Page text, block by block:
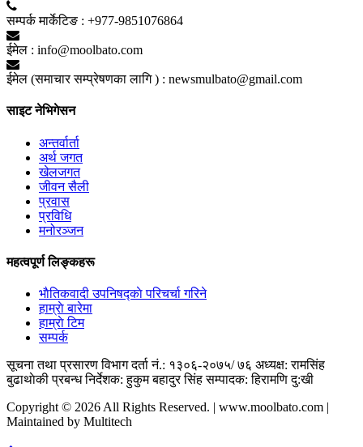
सम्पर्क मार्केटिङ : +977-9851076864
ईमेल : info@moolbato.com
ईमेल (समाचार सम्प्रेषणका लागि ) : newsmulbato@gmail.com
साइट नेभिगेसन
अन्तर्वार्ता
अर्थ जगत
खेलजगत
जीवन सैली
प्रवास
प्रविधि
मनोरञ्जन
महत्वपूर्ण लिङ्कहरू
भाैतिकवादी उपनिषद्काे परिचर्चा गरिने
हाम्राे बारेमा
हाम्राे टिम
सम्पर्क
सूचना तथा प्रसारण विभाग दर्ता नं.: १३०६-२०७५/ ७६ अध्यक्ष: रामसिंह
बुढाथाेकी प्रबन्ध निर्देशक: हुकुम बहादुर सिंह सम्पादक: हिरामणि दु:खी
Copyright © 2026 All Rights Reserved. | www.moolbato.com |
Maintained by Multitech